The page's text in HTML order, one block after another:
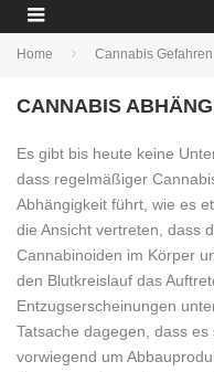
Home Cannabis Gefahren
CANNABIS
Es gibt bis heute keine
dass regelmäßiger
Abhängigkeit führt, wie es
die Ansicht vertreten, dass
Cannabinoiden im Körper
den Blutkreislauf das
Entzugserscheinungen
Tatsache dagegen, dass
vorwiegend um